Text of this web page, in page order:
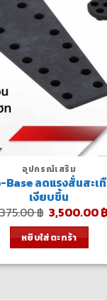
อุปกรณ์เสริม
Base ลดแรงสั่นสะเ
เงียบขึ้น
฿ Original
price
was:
4,375.00 ฿.
3,500.00฿
หยิบใส่ตะกร้า